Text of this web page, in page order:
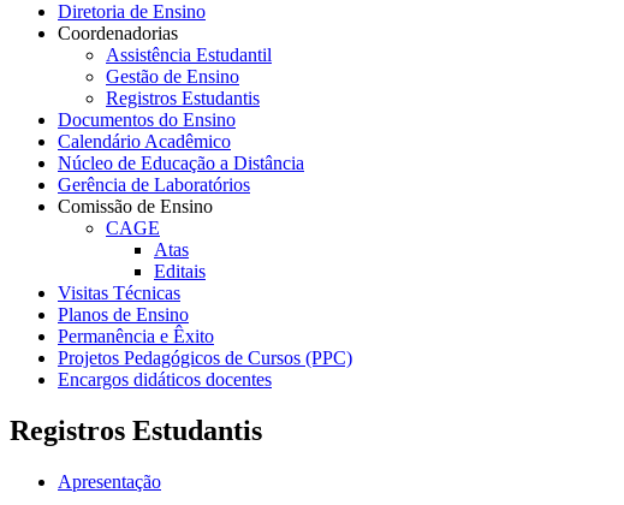
Diretoria de Ensino
Coordenadorias
Assistência Estudantil
Gestão de Ensino
Registros Estudantis
Documentos do Ensino
Calendário Acadêmico
Núcleo de Educação a Distância
Gerência de Laboratórios
Comissão de Ensino
CAGE
Atas
Editais
Visitas Técnicas
Planos de Ensino
Permanência e Êxito
Projetos Pedagógicos de Cursos (PPC)
Encargos didáticos docentes
Registros Estudantis
Apresentação